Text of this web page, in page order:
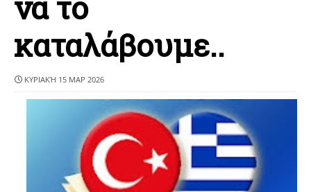
καταλάβουμε..
ΚΥΡΙΑΚΉ 15 ΜΑΡ 2026